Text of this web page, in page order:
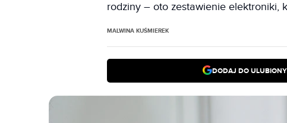
rodziny – oto zestawienie elektroniki,
MALWINA KUŚMIEREK
DODAJ DO